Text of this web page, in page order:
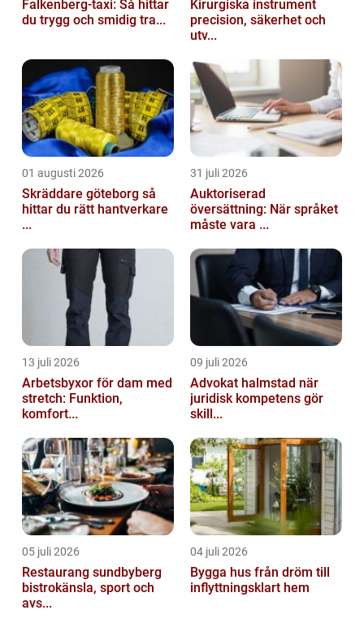
Falkenberg-taxi: Så hittar
du trygg och smidig tra...
Kirurgiska instrument
precision, säkerhet och
utv...
01 augusti 2026
Skräddare göteborg så
hittar du rätt hantverkare
...
31 juli 2026
Auktoriserad
översättning: När språket
måste vara ...
13 juli 2026
Arbetsbyxor för dam med
stretch: Funktion,
komfort...
09 juli 2026
Advokat halmstad när
juridisk kompetens gör
skill...
05 juli 2026
Restaurang sundbyberg
bistrokänsla, sport och
avs...
04 juli 2026
Bygga hus från dröm till
inflyttningsklart hem